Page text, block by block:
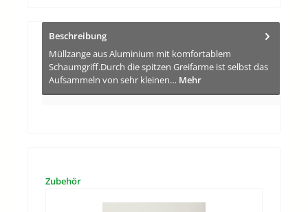
Beschreibung
Müllzange aus Aluminium mit komfortablem
Schaumgriff.Durch die spitzen Greifarme ist selbst das
Aufsammeln von sehr kleinen… Mehr
Produktgalerie überspringen
Zubehör